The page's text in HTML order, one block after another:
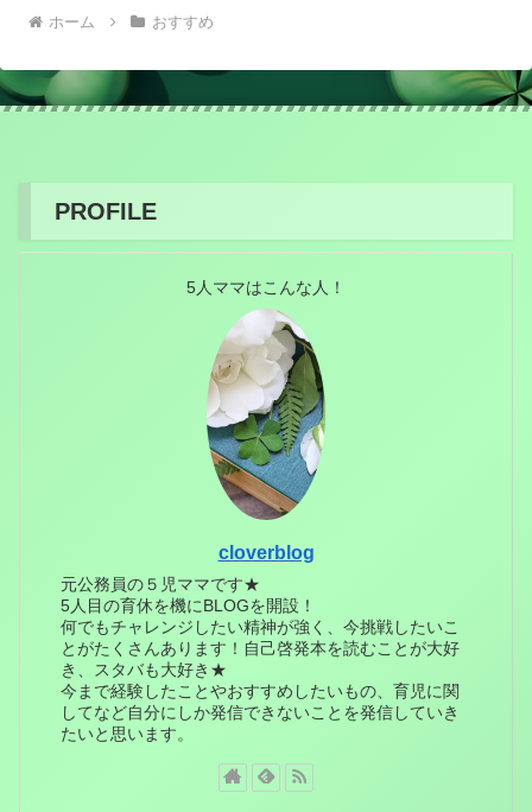
ホーム おすすめ
PROFILE
5人ママはこんな人！
cloverblog
元公務員の５児ママです★
5人目の育休を機にBLOGを開設！
何でもチャレンジしたい精神が強く、今挑戦したいこ
とがたくさんあります！自己啓発本を読むことが大好
き、スタバも大好き★
今まで経験したことやおすすめしたいもの、育児に関
してなど自分にしか発信できないことを発信していき
たいと思います。